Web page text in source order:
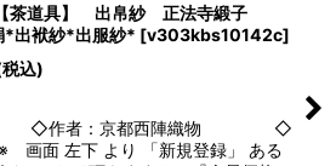
【茶道具】 出帛紗 正法寺緞子
袱紗*出服紗* [v303kbs10142c]
込)
】 ◇作者：京都西陣織物 ◇
画面 左下 より 「新規登録」 ある